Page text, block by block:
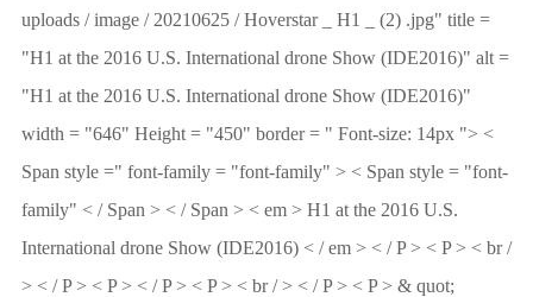
uploads / image / 20210625 / Hoverstar _ H1 _ (2) .jpg" title =
"H1 at the 2016 U.S. International drone Show (IDE2016)" alt =
"H1 at the 2016 U.S. International drone Show (IDE2016)"
width = "646" Height = "450" border = " Font-size: 14px "> <
Span style =" font-family = "font-family" > < Span style = "font-
family" < / Span > < / Span > < em > H1 at the 2016 U.S.
International drone Show (IDE2016) < / em > < / P > < P > < br /
> < / P > < P > < / P > < P > < br / > < / P > < P > & quot;